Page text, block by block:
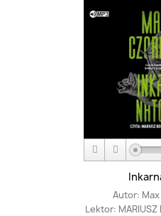
Autor:
Lektor: MARIUSZ